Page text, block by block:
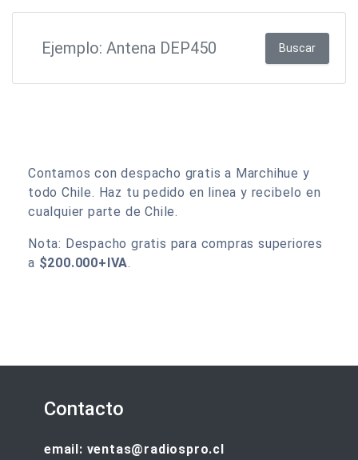
Buscar
Contamos con despacho gratis a Marchihue y
todo Chile. Haz tu pedido en linea y recibelo en
cualquier parte de Chile.
Nota: Despacho gratis para compras superiores
a $200.000+IVA.
Contacto
email: ventas@radiospro.cl